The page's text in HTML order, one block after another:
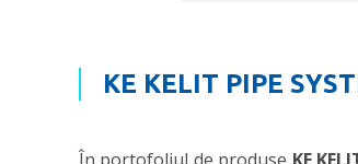
KE KELIT PIPE